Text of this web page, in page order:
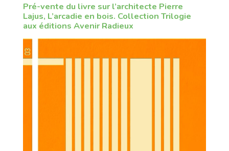
Pré-vente du livre sur l’architecte Pierre
Lajus, L’arcadie en bois. Collection Trilogie
aux éditions Avenir Radieux